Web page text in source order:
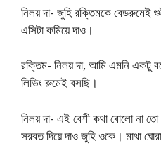
নিলয় দা- জুহি রক্তিমকে
এসিটা কমিয়ে দাও।
রক্তিম- নিলয় দা, আমি এমনি একটু
লিভিং রুমেই বসছি।
নিলয় দা- এই বেশী কথা বোলো না
সরবত দিয়ে দাও জুহি ওকে। মাথা